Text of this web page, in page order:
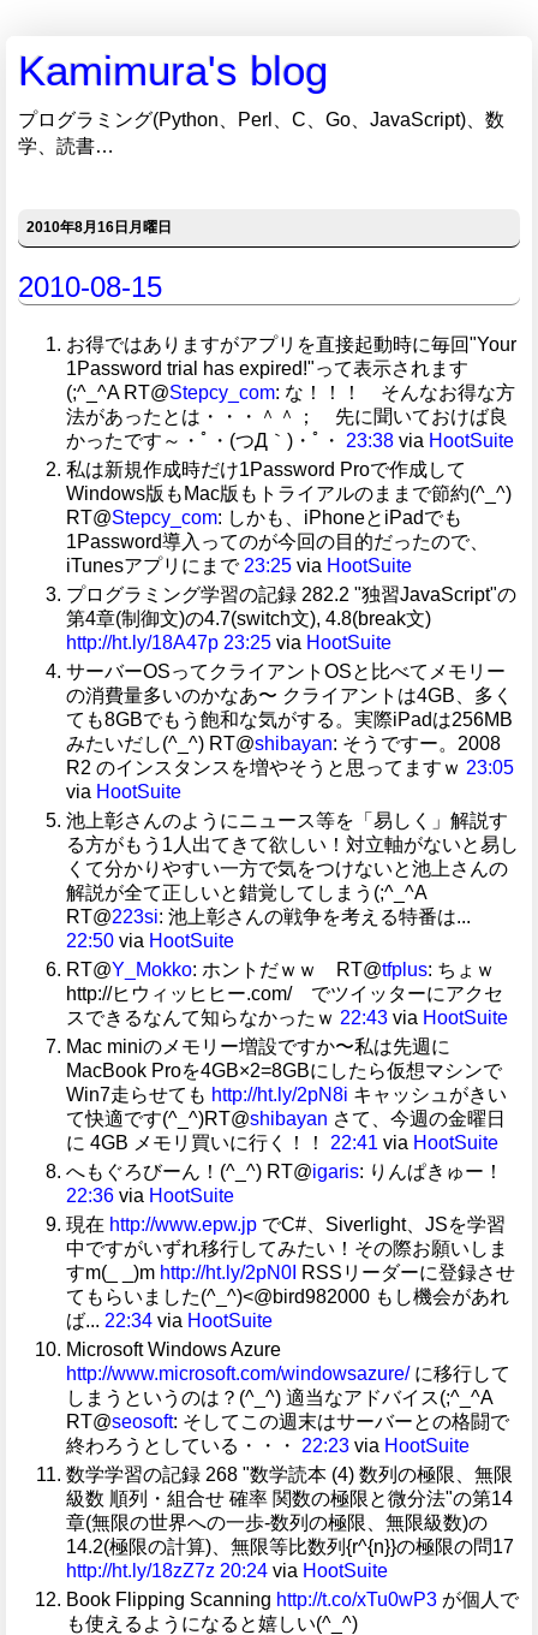
Kamimura's blog
プログラミング(Python、Perl、C、Go、JavaScript)、数
学、読書…
2010年8月16日月曜日
2010-08-15
お得ではありますがアプリを直接起動時に毎回"Your
1Password trial has expired!"って表示されます
(;^_^A RT@Stepcy_com: な！！！ そんなお得な方
法があったとは・・・＾＾； 先に聞いておけば良
かったです～・ﾟ・(つД｀)・ﾟ・ 23:38 via HootSuite
私は新規作成時だけ1Password Proで作成して
Windows版もMac版もトライアルのままで節約(^_^)
RT@Stepcy_com: しかも、iPhoneとiPadでも
1Password導入ってのが今回の目的だったので、
iTunesアプリにまで 23:25 via HootSuite
プログラミング学習の記録 282.2 "独習JavaScript"の
第4章(制御文)の4.7(switch文), 4.8(break文)
http://ht.ly/18A47p 23:25 via HootSuite
サーバーOSってクライアントOSと比べてメモリー
の消費量多いのかなあ〜 クライアントは4GB、多く
ても8GBでもう飽和な気がする。実際iPadは256MB
みたいだし(^_^) RT@shibayan: そうですー。2008
R2 のインスタンスを増やそうと思ってますｗ 23:05
via HootSuite
池上彰さんのようにニュース等を「易しく」解説す
る方がもう1人出てきて欲しい！対立軸がないと易し
くて分かりやすい一方で気をつけないと池上さんの
解説が全て正しいと錯覚してしまう(;^_^A
RT@223si: 池上彰さんの戦争を考える特番は...
22:50 via HootSuite
RT@Y_Mokko: ホントだｗｗ RT@tfplus: ちょｗ
http://ヒウィッヒヒー.com/ でツイッターにアクセ
スできるなんて知らなかったｗ 22:43 via HootSuite
Mac miniのメモリー増設ですか〜私は先週に
MacBook Proを4GB×2=8GBにしたら仮想マシンで
Win7走らせても http://ht.ly/2pN8i キャッシュがきい
て快適です(^_^)RT@shibayan さて、今週の金曜日
に 4GB メモリ買いに行く！！
22:41 via HootSuite
へもぐろびーん！(^_^) RT@igaris: りんぱきゅー！
22:36 via HootSuite
現在 http://www.epw.jp でC#、Siverlight、JSを学習
中ですがいずれ移行してみたい！その際お願いしま
すm(_ _)m http://ht.ly/2pN0I RSSリーダーに登録させ
てもらいました(^_^)<@bird982000 もし機会があれ
ば... 22:34 via HootSuite
Microsoft Windows Azure
http://www.microsoft.com/windowsazure/に移行して
しまうというのは？(^_^) 適当なアドバイス(;^_^A
RT@seosoft: そしてこの週末はサーバーとの格闘で
終わろうとしている・・・
22:23 via HootSuite
数学学習の記録 268 "数学読本 (4) 数列の極限、無限
級数 順列・組合せ 確率 関数の極限と微分法"の第14
章(無限の世界への一歩-数列の極限、無限級数)の
14.2(極限の計算)、無限等比数列{r^{n}}の極限の問17
http://ht.ly/18zZ7z 20:24 via HootSuite
Book Flipping Scanning http://t.co/xTu0wP3 が個人で
も使えるようになると嬉しい(^_^)